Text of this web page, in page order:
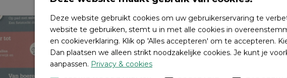
Deze website gebruikt cookies om uw gebruikerservaring te
website te gebruiken, stemt u in met alle cookies in
en cookieverklaring. Klik op 'Alles accepteren' om te accepteren.
Dan plaatsen we alleen strikt noodzakelijke cookies. Je kunt je
aanpassen. Privacy & cookies